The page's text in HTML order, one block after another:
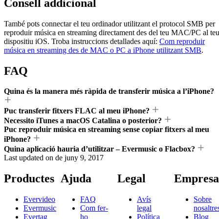
Consell addicional
També pots connectar el teu ordinador utilitzant el protocol SMB per
reproduir música en streaming directament des del teu MAC/PC al teu
dispositiu iOS. Troba instruccions detallades aquí: Com reproduir
música en streaming des de MAC o PC a iPhone utilitzant SMB.
FAQ
Quina és la manera més ràpida de transferir música a l’iPhone?
Puc transferir fitxers FLAC al meu iPhone?
Necessito iTunes a macOS Catalina o posterior?
Puc reproduir música en streaming sense copiar fitxers al meu
iPhone?
Quina aplicació hauria d’utilitzar – Evermusic o Flacbox?
Last updated on de juny 9, 2017
Productes
Evervideo
Evermusic
Evertag
Ajuda
FAQ
Com fer-
ho
Legal
Avís
legal
Política
Empresa
Sobre
Blog